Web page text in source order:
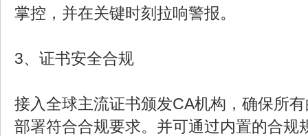
掌控，并在关键时刻拉响警报。
3、证书安全合规
接入全球主流证书颁发CA机构，确保所
部署符合合规要求。并可通过内置的合规